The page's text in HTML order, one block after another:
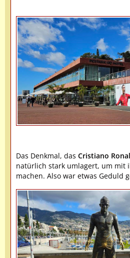
Das Denkmal, das Cristiano
natürlich stark umlagert, um mit
machen. Also war etwas Geduld